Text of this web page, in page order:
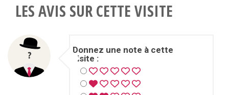
LES AVIS SUR CETTE VISITE
Donnez une note à cette
visite :